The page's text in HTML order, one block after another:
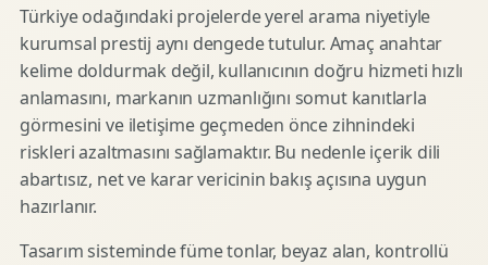
Türkiye odağındaki projelerde yerel arama niyetiyle
kurumsal prestij aynı dengede tutulur. Amaç anahtar
kelime doldurmak değil, kullanıcının doğru hizmeti hızlı
anlamasını, markanın uzmanlığını somut kanıtlarla
görmesini ve iletişime geçmeden önce zihnindeki
riskleri azaltmasını sağlamaktır. Bu nedenle içerik dili
abartısız, net ve karar vericinin bakış açısına uygun
hazırlanır.
Tasarım sisteminde füme tonlar, beyaz alan, kontrollü